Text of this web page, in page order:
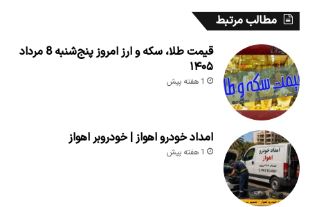
مطالب مرتبط
قیمت طلا، سکه و ارز امروز پنج‌شنبه 8 مرداد
۱۴۰۵
1 هفته پیش
امداد خودرو اهواز | خودروبر اهواز
1 هفته پیش